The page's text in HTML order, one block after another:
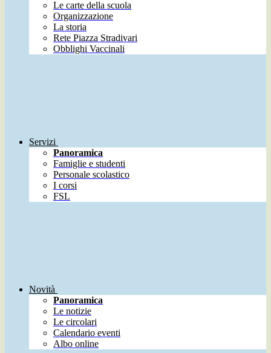
Le carte della scuola
Organizzazione
La storia
Rete Piazza Stradivari
Obblighi Vaccinali
Servizi
Panoramica
Famiglie e studenti
Personale scolastico
I corsi
FSL
Novità
Panoramica
Le notizie
Le circolari
Calendario eventi
Albo online